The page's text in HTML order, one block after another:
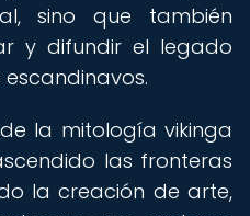
sino que también
y difundir el legado
la mitología vikinga
las fronteras
la creación de arte,